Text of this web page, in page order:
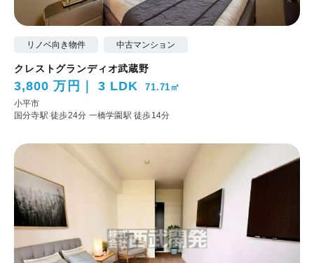
リノベ向き物件 中古マンション
クレストグランディオ武蔵野
3,800 万円 3 LDK 71.71㎡
小平市
国分寺駅 徒歩24分 一橋学園駅 徒歩14分